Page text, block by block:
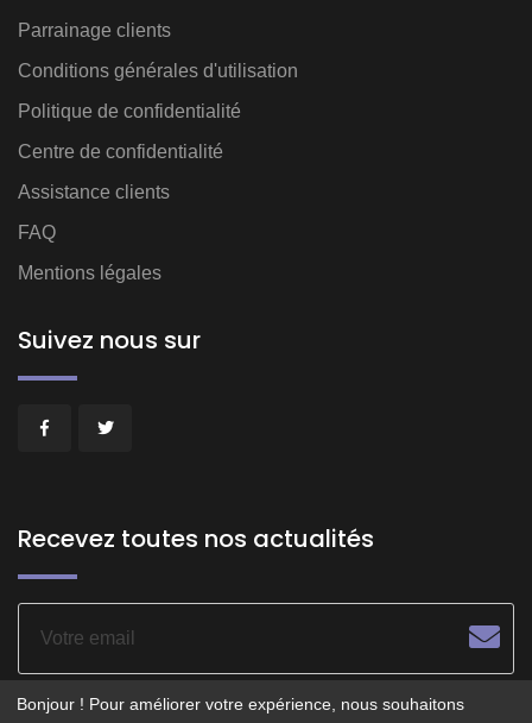
Parrainage clients
Conditions générales d'utilisation
Politique de confidentialité
Centre de confidentialité
Assistance clients
FAQ
Mentions légales
Suivez nous sur
Recevez toutes nos actualités
Bonjour ! Pour améliorer votre expérience, nous souhaitons